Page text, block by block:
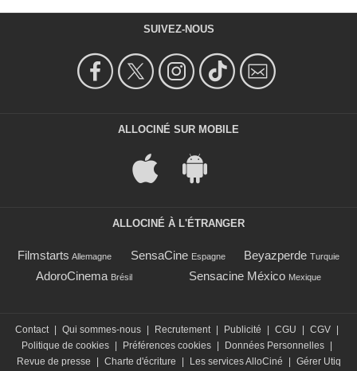
SUIVEZ-NOUS
ALLOCINÉ SUR MOBILE
ALLOCINÉ À L'ÉTRANGER
Filmstarts Allemagne SensaCine Espagne Beyazperde Turquie
AdoroCinema Brésil Sensacine México Mexique
Contact | Qui sommes-nous | Recrutement | Publicité | CGU | CGV |
Politique de cookies | Préférences cookies | Données Personnelles |
Revue de presse
| Charte d'écriture | Les services AlloCiné | Gérer Utiq